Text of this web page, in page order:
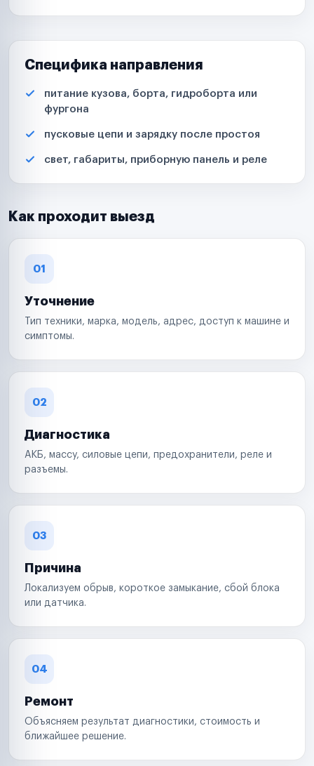
Специфика направления
питание кузова, борта, гидроборта или
фургона
пусковые цепи и зарядку после простоя
свет, габариты, приборную панель и реле
Как проходит выезд
01
Уточнение
Тип техники, марка, модель, адрес, доступ к машине и
симптомы.
02
Диагностика
АКБ, массу, силовые цепи, предохранители, реле и
разъемы.
03
Причина
Локализуем обрыв, короткое замыкание, сбой блока
или датчика.
04
Ремонт
Объясняем результат диагностики, стоимость и
ближайшее решение.